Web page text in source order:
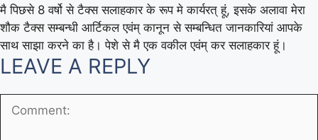
मै पिछसे 8 वर्षो से टैक्स सलाहकार के रूप मे कार्यरत् हूं, इसके अलावा मेरा
शौक टैक्स सम्बन्धी आर्टिकल एवंम् कानून से सम्बन्धित जानकारियां आपके
साथ साझा करने का है। पेशे से मै एक वकील एवंम् कर सलाहकार हूं।
LEAVE A REPLY